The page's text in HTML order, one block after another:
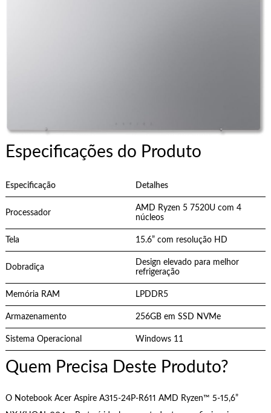
Especificações do Produto
Especificação Detalhes
Processador
AMD Ryzen 5 7520U com 4
núcleos
Tela 15.6” com resolução HD
Dobradiça
Design elevado para melhor
refrigeração
Memória RAM LPDDR5
Armazenamento 256GB em SSD NVMe
Sistema Operacional Windows 11
Quem Precisa Deste Produto?
O Notebook Acer Aspire A315-24P-R611 AMD Ryzen™ 5-15,6”